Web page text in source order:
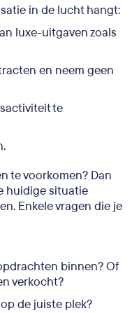
in de lucht hangt:
luxe-uitgaven zoals
en neem geen
te
te voorkomen? Dan
huidige situatie
Enkele vragen die je
binnen? Of
verkocht?
de juiste plek?